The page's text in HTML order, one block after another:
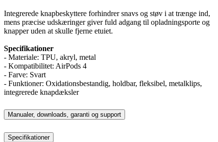
Integrerede knapbeskyttere forhindrer snavs og støv i at trænge ind,
mens præcise udskæringer giver fuld adgang til opladningsporte og
knapper uden at skulle fjerne etuiet.
Specifikationer
- Materiale: TPU, akryl, metal
- Kompatibilitet: AirPods 4
- Farve: Svart
- Funktioner: Oxidationsbestandig, holdbar, fleksibel, metalklips,
integrerede knapdæksler
Manualer, downloads, garanti og support
Specifikationer